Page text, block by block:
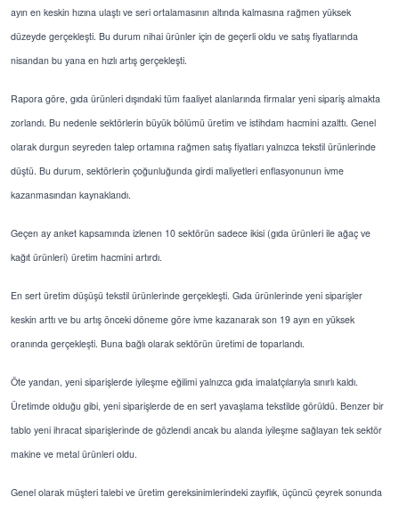
ayın en keskin hızına ulaştı ve seri ortalamasının altında kalmasına rağmen yüksek
düzeyde gerçekleşti. Bu durum nihai ürünler için de geçerli oldu ve satış fiyatlarında
nisandan bu yana en hızlı artış gerçekleşti.
Rapora göre, gıda ürünleri dışındaki tüm faaliyet alanlarında firmalar yeni sipariş almakta
zorlandı. Bu nedenle sektörlerin büyük bölümü üretim ve istihdam hacmini azalttı. Genel
olarak durgun seyreden talep ortamına rağmen satış fiyatları yalnızca tekstil ürünlerinde
düştü. Bu durum, sektörlerin çoğunluğunda girdi maliyetleri enflasyonunun ivme
kazanmasından kaynaklandı.
Geçen ay anket kapsamında izlenen 10 sektörün sadece ikisi (gıda ürünleri ile ağaç ve
kağıt ürünleri) üretim hacmini artırdı.
En sert üretim düşüşü tekstil ürünlerinde gerçekleşti. Gıda ürünlerinde yeni siparişler
keskin arttı ve bu artış önceki döneme göre ivme kazanarak son 19 ayın en yüksek
oranında gerçekleşti. Buna bağlı olarak sektörün üretimi de toparlandı.
Öte yandan, yeni siparişlerde iyileşme eğilimi yalnızca gıda imalatçılarıyla sınırlı kaldı.
Üretimde olduğu gibi, yeni siparişlerde de en sert yavaşlama tekstilde görüldü. Benzer bir
tablo yeni ihracat siparişlerinde de gözlendi ancak bu alanda iyileşme sağlayan tek sektör
makine ve metal ürünleri oldu.
Genel olarak müşteri talebi ve üretim gereksinimlerindeki zayıflık, üçüncü çeyrek sonunda